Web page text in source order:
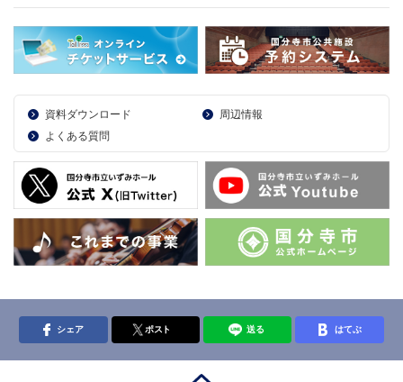
資料ダウンロード
周辺情報
よくある質問
シェア ポスト 送る はてぶ